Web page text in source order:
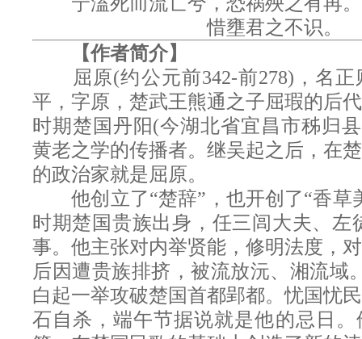
惜壅君之不识。
【作者简介】
屈原(约公元前342-前278)，名正
平，字原，楚武王熊通之子屈瑕的后
时期楚国丹阳(今湖北省宜昌市秭归
黄老之学的传播者。继吴起之后，在
的政治家就是屈原。
他创立了“楚辞”，也开创了“香草
时期楚国贵族出身，任三闾大夫、左
事。他主张对内举贤能，修明法度，
后因遭贵族排挤，被流放沅、湘流域
白起一举攻破楚国首都郢都。忧国忧
石自杀，端午节据说就是他的忌日